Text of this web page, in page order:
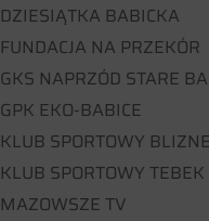
DZIESIĄTKA BABICKA
FUNDACJA NA PRZEKÓR
GKS NAPRZÓD STARE
GPK EKO-BABICE
KLUB SPORTOWY BLIZNE
KLUB SPORTOWY TEBEK
MAZOWSZE TV